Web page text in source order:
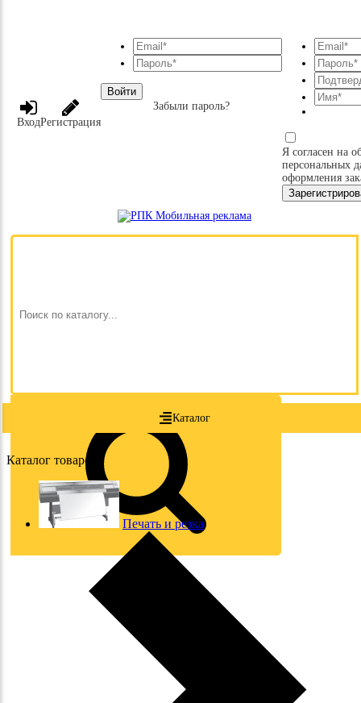
Каталог
ВходРегистрация
Войти
Забыли пароль?
Я согласен на
персональных
оформления
Каталог товаров
Печать и резка